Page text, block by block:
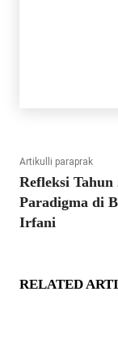
Artikulli paraprak
Refleksi
Paradigma di
Irfani
RELATED